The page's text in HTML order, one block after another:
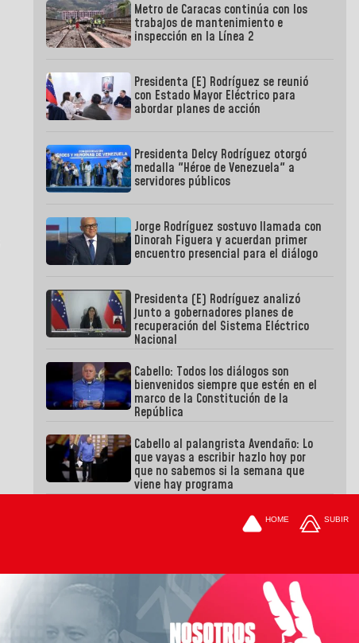
Metro de Caracas continúa con los
trabajos de mantenimiento e
inspección en la Línea 2
Presidenta (E) Rodríguez se reunió
con Estado Mayor Eléctrico para
abordar planes de acción
Presidenta Delcy Rodríguez otorgó
medalla "Héroe de Venezuela" a
servidores públicos
Jorge Rodríguez sostuvo llamada con
Dinorah Figuera y acuerdan primer
encuentro presencial para el diálogo
Presidenta (E) Rodríguez analizó
junto a gobernadores planes de
recuperación del Sistema Eléctrico
Nacional
Cabello: Todos los diálogos son
bienvenidos siempre que estén en el
marco de la Constitución de la
República
Cabello al palangrista Avendaño: Lo
que vayas a escribir hazlo hoy por
que no sabemos si la semana que
viene hay programa
HOME SUBIR